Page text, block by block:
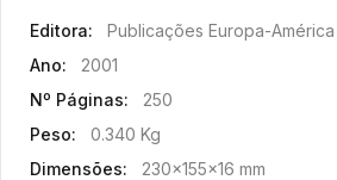
Editora:
Publicações Europa-América
Ano:
2001
Nº Páginas:
250
Peso:
0.340 Kg
Dimensões:
230x155x16 mm